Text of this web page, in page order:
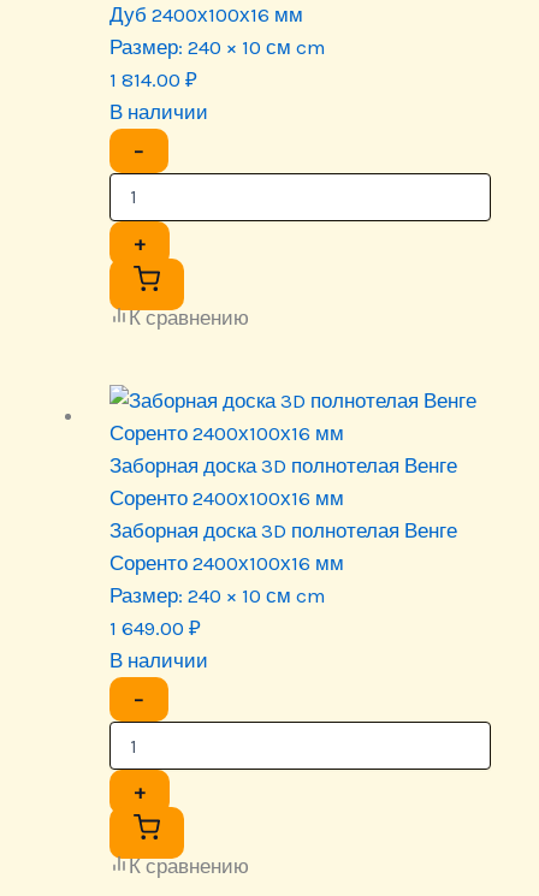
Дуб 2400х100х16 мм
Размер: 240 × 10 см cm
1 814.00 ₽
В наличии
−
+
К сравнению
Заборная доска 3D полнотелая Венге
Соренто 2400х100х16 мм
Заборная доска 3D полнотелая Венге
Соренто 2400х100х16 мм
Размер: 240 × 10 см cm
1 649.00 ₽
В наличии
−
+
К сравнению